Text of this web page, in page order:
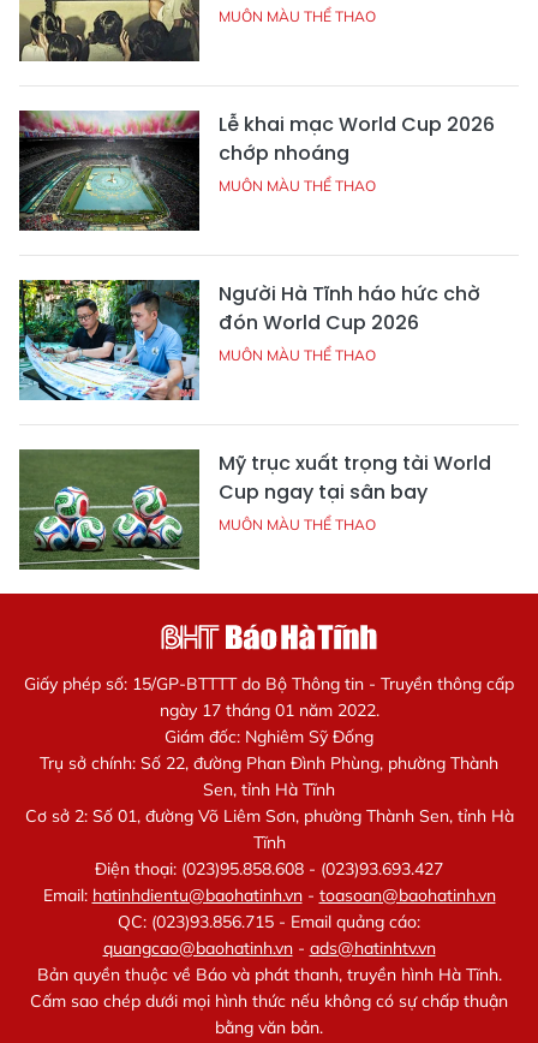
MUÔN MÀU THỂ THAO
Lễ khai mạc World Cup 2026
chớp nhoáng
MUÔN MÀU THỂ THAO
Người Hà Tĩnh háo hức chờ
đón World Cup 2026
MUÔN MÀU THỂ THAO
Mỹ trục xuất trọng tài World
Cup ngay tại sân bay
MUÔN MÀU THỂ THAO
Giấy phép số: 15/GP-BTTTT do Bộ Thông tin - Truyền thông cấp
ngày 17 tháng 01 năm 2022.
Giám đốc: Nghiêm Sỹ Đống
Trụ sở chính: Số 22, đường Phan Đình Phùng, phường Thành
Sen, tỉnh Hà Tĩnh
Cơ sở 2: Số 01, đường Võ Liêm Sơn, phường Thành Sen, tỉnh Hà
Tĩnh
Điện thoại: (023)95.858.608 - (023)93.693.427
Email: hatinhdientu@baohatinh.vn- toasoan@baohatinh.vn
QC: (023)93.856.715 - Email quảng cáo:
quangcao@baohatinh.vn- ads@hatinhtv.vn
Bản quyền thuộc về Báo và phát thanh, truyền hình Hà Tĩnh.
Cấm sao chép dưới mọi hình thức nếu không có sự chấp thuận
bằng văn bản.